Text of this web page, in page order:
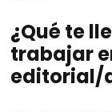
¿Qué te
trabajar
editorial/